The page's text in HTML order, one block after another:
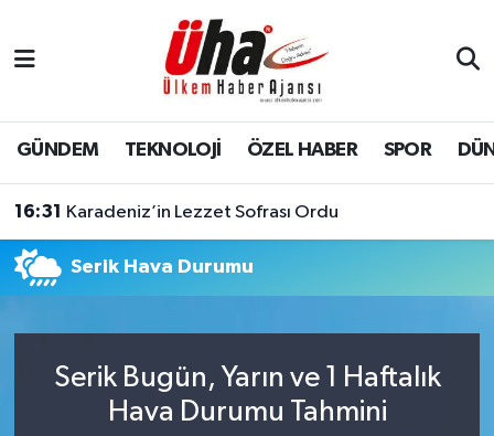
GÜNDEM TEKNOLOJİ ÖZEL HABER SPOR
16:31 Karadeniz’in Lezzet Sofrası Ordu
Serik Hava Durumu
Serik Bugün, Yarın ve 1 Haftalık
Hava Durumu Tahmini
İstanbul Nöbetçi Eczaneler
İstanbul Hava Durumu
Tüm Manşetler
Son Dakika Haberleri